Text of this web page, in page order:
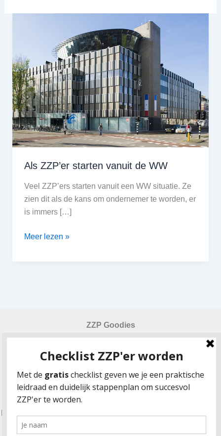
Als ZZP’er starten vanuit de WW
Veel ZZP’ers starten vanuit een WW situatie. Ze
zien dit als de kans om ondernemer te worden, er
is immers […]
Als
Meer lezen »
ZZP Goodies
Checklist ZZP-er worden
Urensheet urencriterium 2024
Zekerheid en risico’s in de beginfase van het zelfstandig
ondernemerschap
Klanten vinden via LinkedIn: 7 tips voor ZZPers